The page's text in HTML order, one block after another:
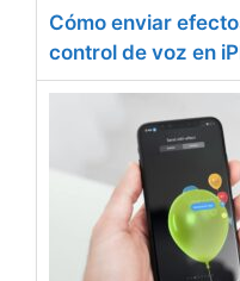
Cómo enviar
control de voz en